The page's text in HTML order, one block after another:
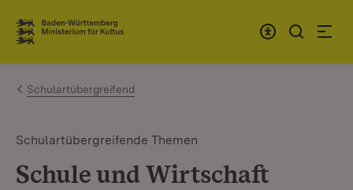
Zum Inhalt springen
Link zur Startseite
Schulartübergreifend
Schulartübergreifende Themen
Schule und Wirtschaft